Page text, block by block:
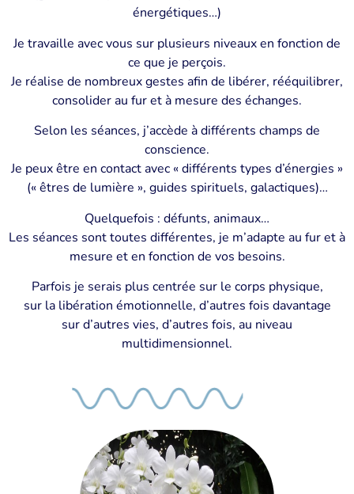
énergétiques…)
Je travaille avec vous sur plusieurs niveaux en fonction de
ce que je perçois.
Je réalise de nombreux gestes afin de libérer, rééquilibrer,
consolider au fur et à mesure des échanges.
Selon les séances, j’accède à différents champs de
conscience.
Je peux être en contact avec « différents types d’énergies »
(« êtres de lumière », guides spirituels, galactiques)…
Quelquefois : défunts, animaux…
Les séances sont toutes différentes, je m’adapte au fur et à
mesure et en fonction de vos besoins.
Parfois je serais plus centrée sur le corps physique,
sur la libération émotionnelle, d’autres fois davantage
sur d’autres vies, d’autres fois, au niveau
multidimensionnel.